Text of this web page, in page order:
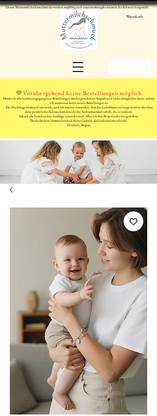
Unsere Muttermilchschmuckstücke werden sorgfältig und verantwortungsbewusst in der Schweiz hergestellt.
Warenkorb
💛Vorübergehend keine Bestellungen möglich
Damit ich alle bereits eingegangenen Bestellungen mit der gewohnten Sorgfalt und Liebe fertigstellen kann, nehme
ich momentan keine neuen Bestellungen an.
Die Nachfrage ist aktuell sehr hoch, und ich möchte vermeiden, dass die Lieferfristen zu lange werden oder dass
dein persönliches Schmuckstück nicht die Aufmerksamkeit erhält, die es verdient.
Sobald alle bestehenden Aufträge versendet sind, öffne ich den Shop wieder wie gewohnt.
Danke für dein Verständnis und deine Geduld, das bedeutet mir sehr viel.
Herzlich, Brigitte